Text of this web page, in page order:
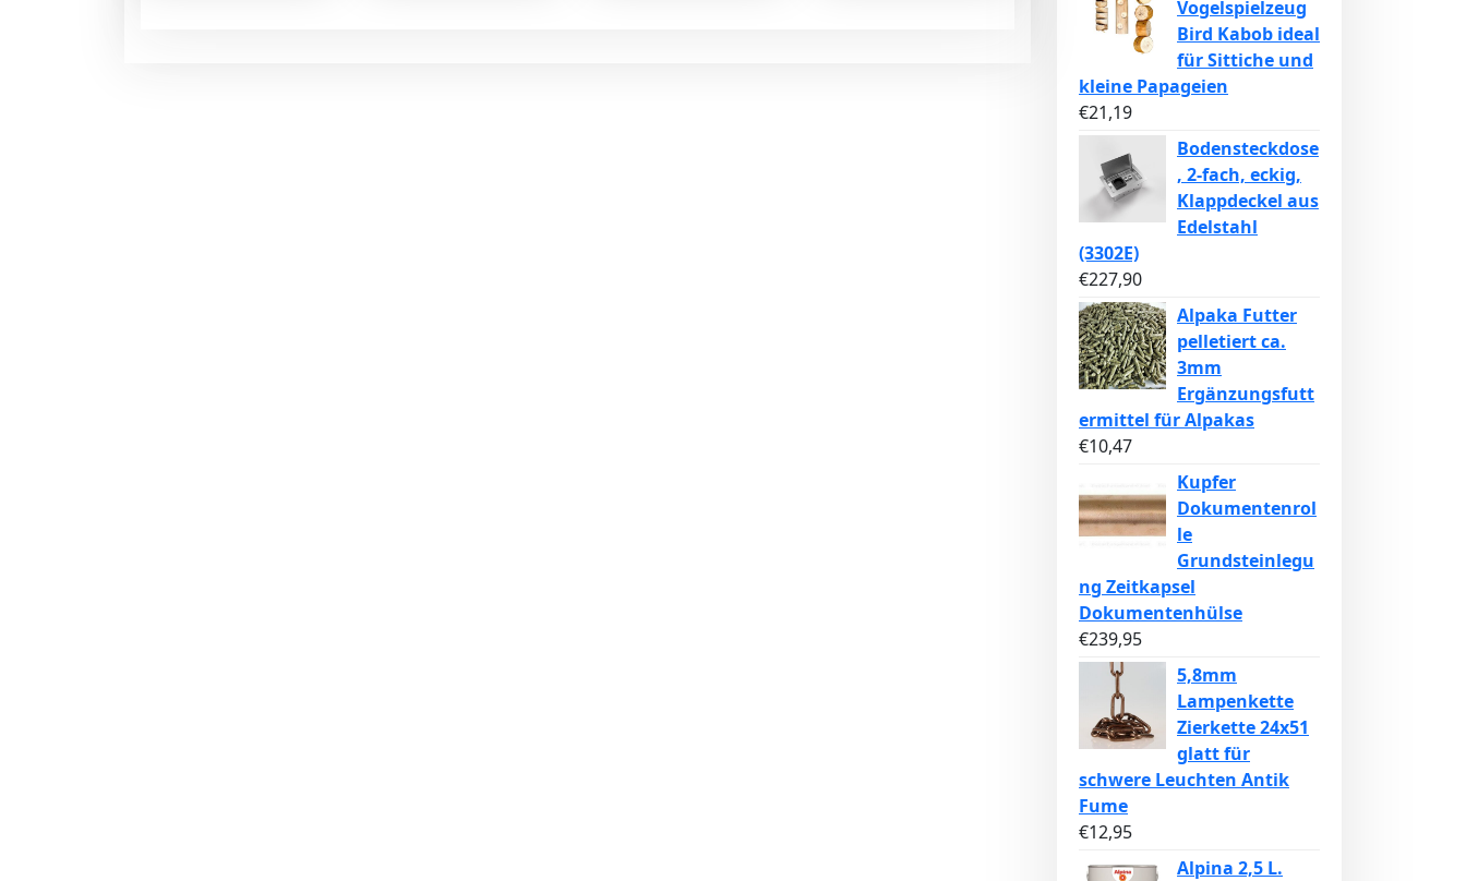
Vogelspielzeug
Bird Kabob ideal
für Sittiche und
kleine Papageien
€21,19
Bodensteckdose
, 2-fach, eckig,
Klappdeckel aus
Edelstahl
(3302E)
€227,90
Alpaka Futter
pelletiert ca.
3mm
Ergänzungsfutt
ermittel für Alpakas
€10,47
Kupfer
Dokumentenrol
le
Grundsteinlegu
ng Zeitkapsel
Dokumentenhülse
€239,95
5,8mm
Lampenkette
Zierkette 24x51
glatt für
schwere Leuchten Antik
Fume
€12,95
Alpina 2,5 L.